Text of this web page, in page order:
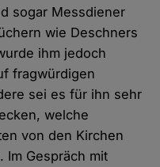
sogar Messdiener
wie Deschners
ihm jedoch
fragwürdigen
sei es für ihn sehr
welche
von den Kirchen
Im Gespräch mit